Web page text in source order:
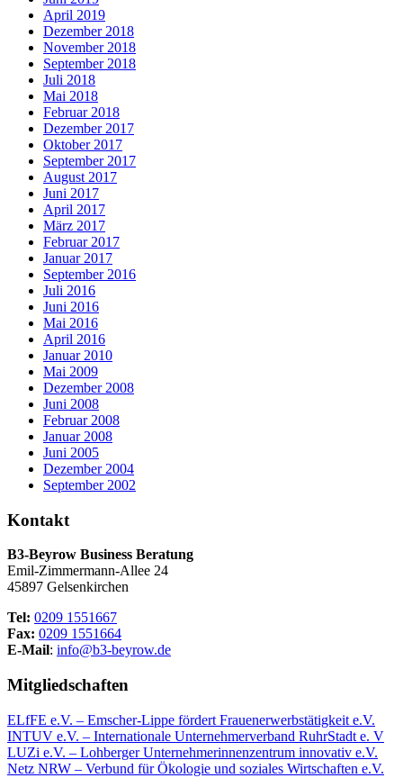
April 2019
Dezember 2018
November 2018
September 2018
Juli 2018
Mai 2018
Februar 2018
Dezember 2017
Oktober 2017
September 2017
August 2017
Juni 2017
April 2017
März 2017
Februar 2017
Januar 2017
September 2016
Juli 2016
Juni 2016
Mai 2016
April 2016
Januar 2010
Mai 2009
Dezember 2008
Juni 2008
Februar 2008
Januar 2008
Juni 2005
Dezember 2004
September 2002
Kontakt
B3-Beyrow Business Beratung
Emil-Zimmermann-Allee 24
45897 Gelsenkirchen
Tel: 0209 1551667
Fax: 0209 1551664
E-Mail: info@b3-beyrow.de
Mitgliedschaften
ELfFE e.V. – Emscher-Lippe fördert Frauenerwerbstätigkeit e.V.
INTUV e.V. – Internationale Unternehmerverband RuhrStadt e. V
LUZi e.V. – Lohberger Unternehmerinnenzentrum innovativ e.V.
Netz NRW – Verbund für Ökologie und soziales Wirtschaften e.V.